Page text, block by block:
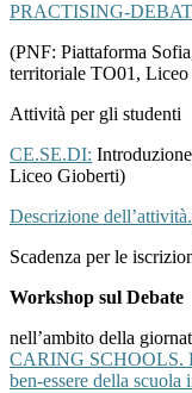
PRACTISING-
(PNF: Piattaforma
territoriale TO01, Liceo
Attività per gli studenti
CE.SE.DI:
Liceo Gioberti)
Descrizione
Scadenza per le
Workshop sul Debate
nell’ambito della
CARING SCHOOLS.
ben-essere della scuola